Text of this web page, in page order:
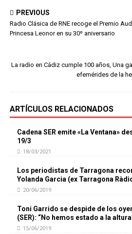
PREVIOUS
Radio Clásica de RNE recoge el Premio
Princesa Leonor en su 30º aniversario
La radio en Cádiz cumple 100 años, Una
efemérides de la
ARTÍCULOS RELACIONADOS
Cadena SER emite «La Ventana»
19/3
18/03/2021
Los periodistas de Tarragona
Yolanda Garcia (ex Tarragona
20/06/2019
Toni Garrido se despide de los
(SER): “No hemos estado a la
15/06/2019